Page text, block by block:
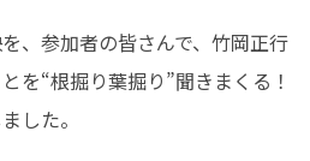
、参加者の皆さんで、竹岡正行
を“根掘り葉掘り”聞きまくる！
した。